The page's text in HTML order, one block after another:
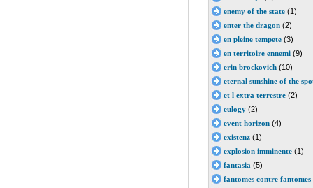
enemy of the state (1)
enter the dragon (2)
en pleine tempete (3)
en territoire ennemi (9)
erin brockovich (10)
eternal sunshine of the
et l extra terrestre (2)
eulogy (2)
event horizon (4)
existenz (1)
explosion imminente (1)
fantasia (5)
fantomes contre fantomes